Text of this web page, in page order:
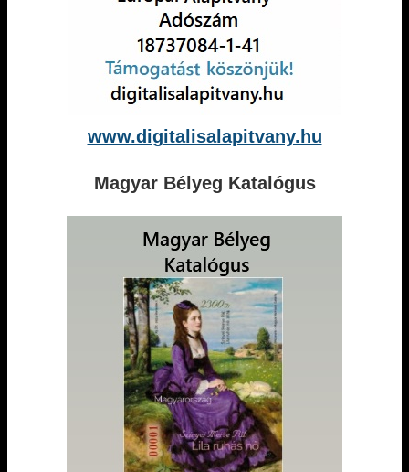
www.digitalisalapitvany.hu
Magyar Bélyeg Katalógus